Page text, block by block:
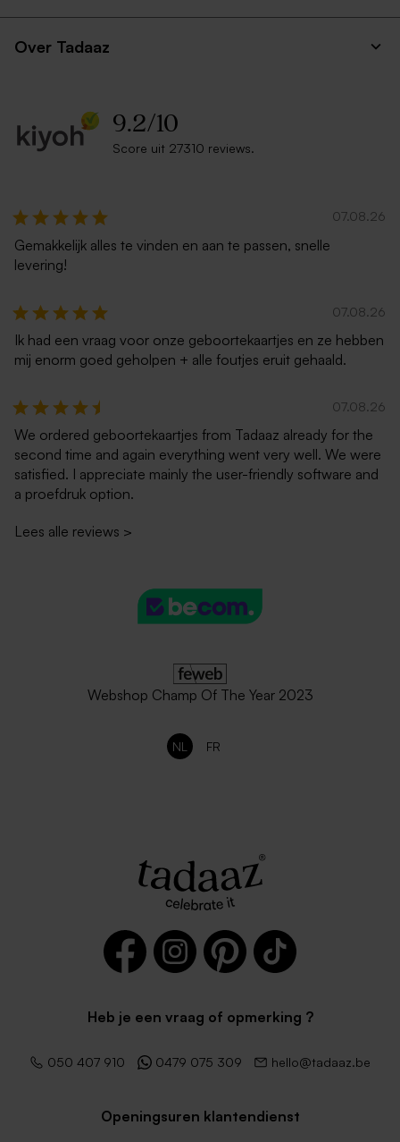
Over Tadaaz
9.2/10
Score uit 27310 reviews.
07.08.26
Gemakkelijk alles te vinden en aan te passen, snelle
levering!
07.08.26
Ik had een vraag voor onze geboortekaartjes en ze hebben
mij enorm goed geholpen + alle foutjes eruit gehaald.
07.08.26
We ordered geboortekaartjes from Tadaaz already for the
second time and again everything went very well. We were
satisfied. I appreciate mainly the user-friendly software and
a proefdruk option.
Lees alle reviews >
Webshop Champ Of The Year 2023
NL FR
Heb je een vraag of opmerking ?
050 407 910 0479 075 309 hello@tadaaz.be
Openingsuren klantendienst